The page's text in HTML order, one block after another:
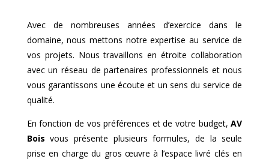
Avec de nombreuses années d’exercice dans le
domaine, nous mettons notre expertise au service de
vos projets. Nous travaillons en étroite collaboration
avec un réseau de partenaires professionnels et nous
vous garantissons une écoute et un sens du service de
qualité.
En fonction de vos préférences et de votre budget,AV
Bois vous présente plusieurs formules, de la seule
prise en charge du gros œuvre à l’espace livré clés en